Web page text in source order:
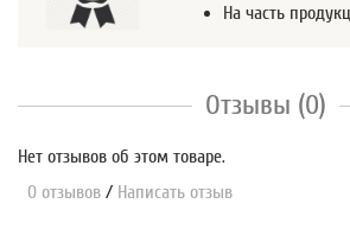
На часть
Отзывы (0)
Нет отзывов об этом товаре.
0 отзывов / Написать отзыв